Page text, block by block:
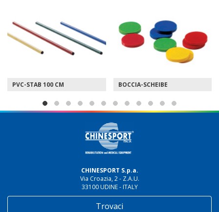
PVC-STAB 100 CM BOCCIA-SCHEIBE
CHINESPORT S.p.a.
Via Croazia, 2 - Z.A.U.
33100 UDINE - ITALY
Trovaci